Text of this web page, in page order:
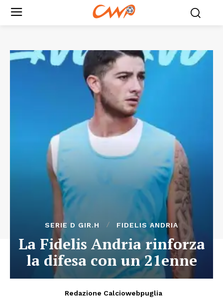
SERIE D GIR.H FIDELIS ANDRIA
La Fidelis Andria rinforza
la difesa con un 21enne
Redazione Calciowebpuglia